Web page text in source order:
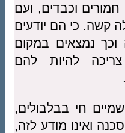
וכבדים, ועם
קשה. כי הם יודעים
נמצאים במקום
להיות להם
חי בבלבולים,
ואינו מודע לזה,